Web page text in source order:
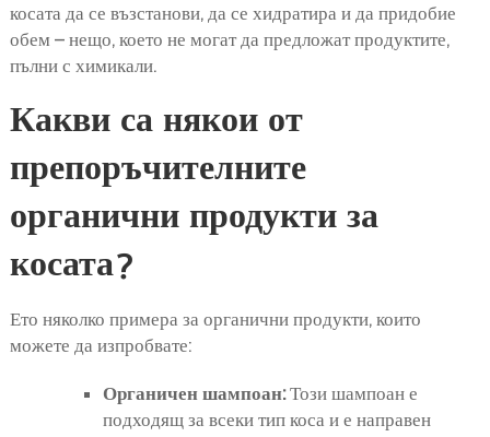
косата да се възстанови, да се хидратира и да придобие
обем – нещо, което не могат да предложат продуктите,
пълни с химикали.
Какви са някои от
препоръчителните
органични продукти за
косата?
Ето няколко примера за органични продукти, които
можете да изпробвате:
Органичен шампоан:Този шампоан е
подходящ за всеки тип коса и е направен